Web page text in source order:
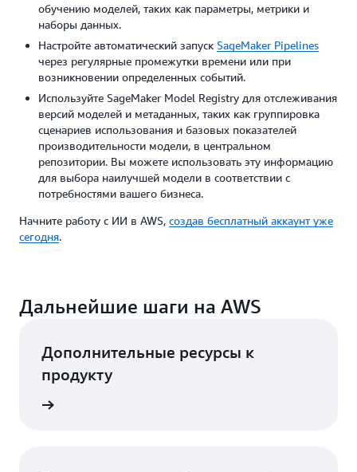
обучению моделей, таких как параметры, метрики и
наборы данных.
Настройте автоматический запуск SageMaker Pipelines
через регулярные промежутки времени или при
возникновении определенных событий.
Используйте SageMaker Model Registry для отслеживания
версий моделей и метаданных, таких как группировка
сценариев использования и базовых показателей
производительности модели, в центральном
репозитории. Вы можете использовать эту информацию
для выбора наилучшей модели в соответствии с
потребностями вашего бизнеса.
Начните работу с ИИ в AWS, создав бесплатный аккаунт уже
сегодня.
Дальнейшие шаги на AWS
Дополнительные ресурсы к
продукту